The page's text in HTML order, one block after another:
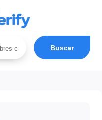
Buscar